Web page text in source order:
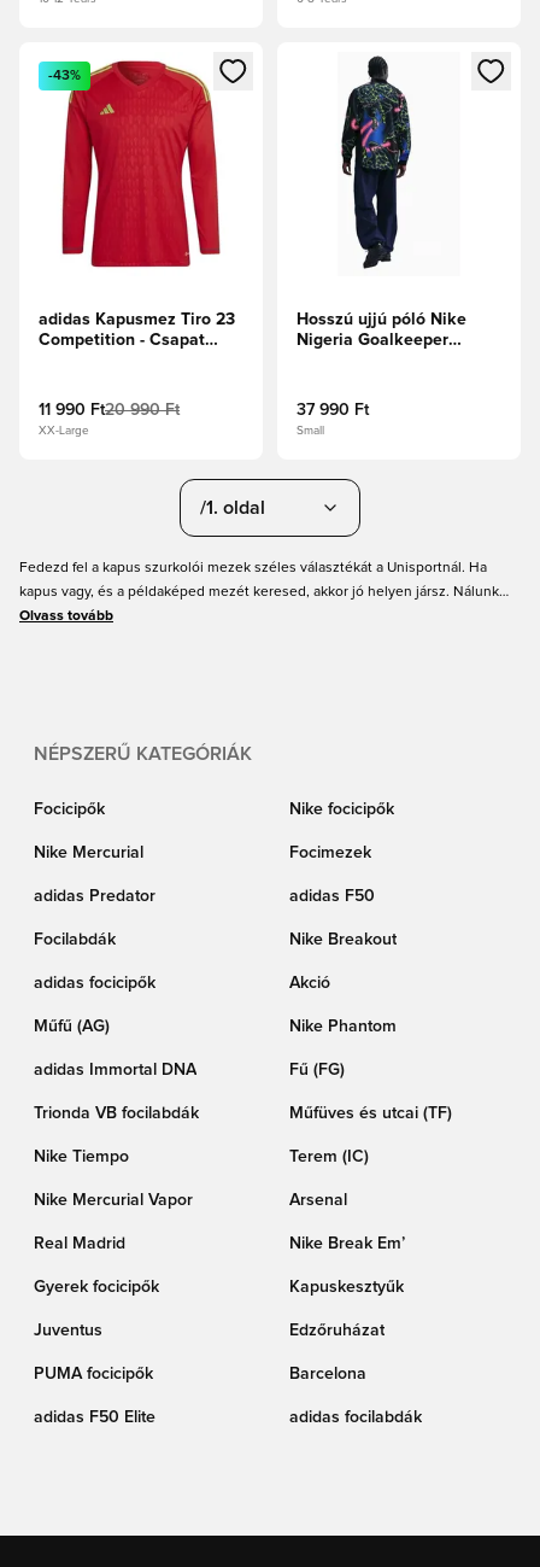
Megnyit egy modált a bejelentkezéshez vagy a tagként
-43%
adidas Kapusmez Tiro 23
Competition - Csapat
11 990 Ft20 990 Ft
XX-Large
Megnyit egy modált a
Hosszú ujjú póló Nike
Nigeria Goalkeeper
37 990 Ft
Small
/1. oldal
Fedezd fel a kapus szurkolói mezek széles választékát a Unisportnál. Ha
kapus vagy, és a példaképed mezét keresed, akkor jó helyen jársz. Nálunk
megtalálod a világ legnagyobb klubjainak kapusmezeit. Minden kapus
Olvass tovább
NÉPSZERŰ KATEGÓRIÁK
Focicipők Nike focicipők
Nike Mercurial Focimezek
adidas Predator adidas F50
Focilabdák Nike Breakout
adidas focicipők Akció
Műfű (AG) Nike Phantom
adidas Immortal DNA Fű (FG)
Trionda VB focilabdák Műfüves és utcai (TF)
Nike Tiempo Terem (IC)
Nike Mercurial Vapor Arsenal
Real Madrid Nike Break Em’
Gyerek focicipők Kapuskesztyűk
Juventus Edzőruházat
PUMA focicipők Barcelona
adidas F50 Elite adidas focilabdák